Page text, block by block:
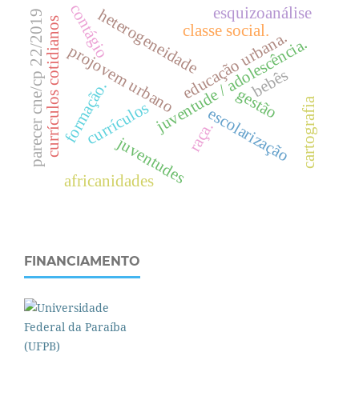
currículos
projovem urbanojuventude / adolescência.
e
d
u
c
a
ç
ã
o
u
r
b
a
n
a
.
classe social.
raça.
gestão
juventudes escolarização
heterogeneidade
currículos cotidianos
esquizoanálise
formação.
parecer cne/cp 22/2019 bebês
contágio
cartografia
africanidades
FINANCIAMENTO